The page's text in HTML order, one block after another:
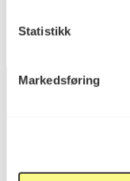
Statistikk
Markedsføring